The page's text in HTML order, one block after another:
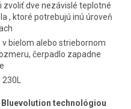
zvoliť dve nezávislé teplotné
, ktoré potrebujú inú úroveň
bielom alebo striebornom
čerpadlo zapadne
230L
Bluevolution technológiou